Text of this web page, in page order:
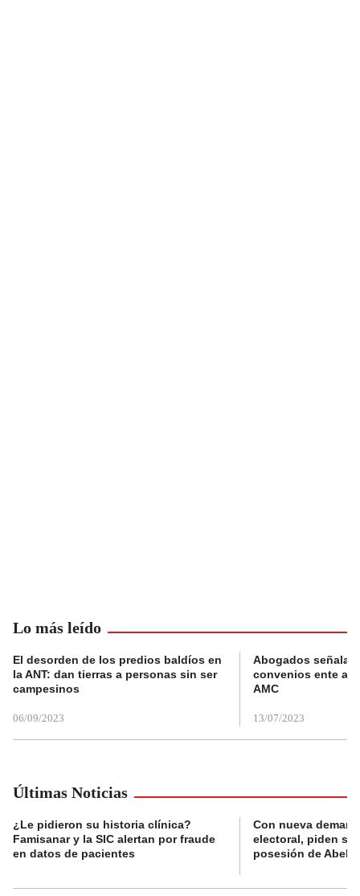
Lo más leído
El desorden de los predios baldíos en
la ANT: dan tierras a personas sin ser
campesinos
06/09/2023
Abogados
convenios ente
AMC
13/07/2023
Últimas Noticias
¿Le pidieron su historia clínica?
Famisanar y la SIC alertan por fraude
en datos de pacientes
Con nueva
electoral, piden
posesión de